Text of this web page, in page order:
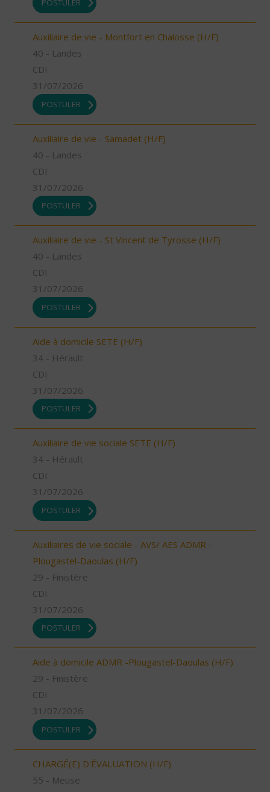
POSTULER
Auxiliaire de vie - Montfort en Chalosse (H/F)
40 - Landes
CDI
31/07/2026
POSTULER
Auxiliaire de vie - Samadet (H/F)
40 - Landes
CDI
31/07/2026
POSTULER
Auxiliaire de vie - St Vincent de Tyrosse (H/F)
40 - Landes
CDI
31/07/2026
POSTULER
Aide à domicile SETE (H/F)
34 - Hérault
CDI
31/07/2026
POSTULER
Auxiliaire de vie sociale SETE (H/F)
34 - Hérault
CDI
31/07/2026
POSTULER
Auxiliaires de vie sociale - AVS/ AES ADMR -
Plougastel-Daoulas (H/F)
29 - Finistère
CDI
31/07/2026
POSTULER
Aide à domicile ADMR -Plougastel-Daoulas (H/F)
29 - Finistère
CDI
31/07/2026
POSTULER
CHARGÉ(E) D'ÉVALUATION (H/F)
55 - Meuse